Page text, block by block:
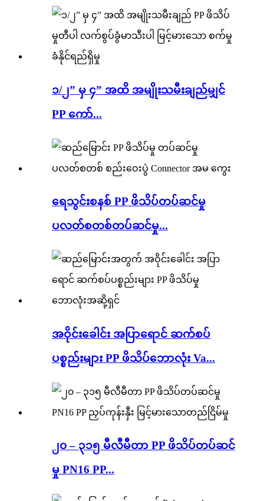
၁/၂” မှ ၄” အထိ အမျိုးသမီးချည်မျှင်
PP ကော်...
ရေသွင်းစနစ် PP ဖိသိပ်တပ်ဆင်မှု
ပလတ်စတစ်တပ်ဆင်မှု...
အဝိုင်းခေါင်း အပြာရောင် ဆက်စပ်
ပစ္စည်းများ PP ဖိသိပ်ဘောလုံး Va...
၂၀ – ၃၁၅ မီလီမီတာ PP ဖိသိပ်တပ်ဆင်
မှု PN16 PP...